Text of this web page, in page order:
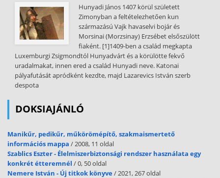
Funkcionális élelmiszerek élelmiszerfogyasztói sajátosságai, trendjei .
32 2.6 A gombafogyasztói magatartás vizsgálata . 37 2.61
Gombafogyasztói szokások a világon . 38 2.62 Gombafogyasztói
szokások Magyarországon . 39 2.7 Élelmiszerfogyasztói modellek . 42
3. ANYAG ÉS MÓDSZER . 48 3.11 A gombatermesztés empirikus
vizsgálatának hipotézisrendszere . 48 3.12 A gombafogyasztás
empirikus vizsgálatának hipotetikus rendszere . 48 3.2 A szekunder
adatforrásokra épülő kutatás . 49 3.3 A primer adatforrásokra épülő
kutatás . 50 3.31 A gombatermesztők strukturált mélyinterjús
magyarországi fogyasztók körében . 54 3.4 Az alkalmazott
Porter-féle gyémánt modell alapján . 59 4.11 Termelési tényezők a
hazai gombaágazatban . 59 4.12 Keresleti tényezők a
gombaágazatban . 69 4.13 A vállalati stratégia és versengés
Hunyadi János 1407 körül született
Zimonyban a feltételezhetően kun
származású Vajk havaselvi bojár és
Morsinai (Morzsinay) Erzsébet elsőszülött
fiaként. [1]1409-ben a család megkapta
Luxemburgi Zsigmondtól Hunyadvárt és a körülötte fekvő
uradalmakat, innen ered a család Hunyadi neve. Katonai
pályafutását apródként kezdte, majd Lazarevics István szerb
despota
DOKSIAJÁNLÓ
Manikűr, pedikűr, műkörömépítő, szakmaismertető
információs mappa / 2008, 11 oldal
Szablics Eszter - Élelmiszerbiztonsági rendszer használata egy
konkrét étteremnél / 0, 50 oldal
Nemere István - Új titkok könyve/ 2021, 267 oldal